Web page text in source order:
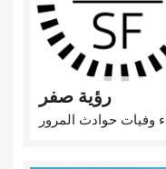
رؤية صفر
وفيات حوادث المرور